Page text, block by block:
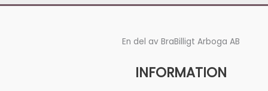
En del av BraBilligt Arboga AB
INFORMATION